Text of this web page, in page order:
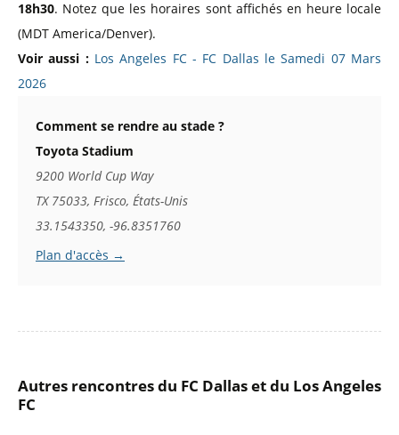
18h30. Notez que les horaires sont affichés en heure locale
(MDT America/Denver).
Voir aussi : Los Angeles FC - FC Dallas le Samedi 07 Mars
2026
Comment se rendre au stade ?
Toyota Stadium
9200 World Cup Way
TX 75033, Frisco, États-Unis
33.1543350, -96.8351760
Plan d'accès →
Autres rencontres du FC Dallas et du Los Angeles
FC